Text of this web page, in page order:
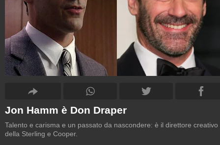
Jon Hamm è Don Draper
Talento e carisma e un passato da nascondere: è il direttore creativo
della Sterling e Cooper.